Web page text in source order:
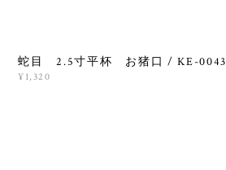
蛇目 2.5寸平杯 お猪口 / KE-0043
¥1,320